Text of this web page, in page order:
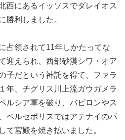
西にあるイッソスでダレイオス
勝利しました。
占領されて11年しかたってな
迎えられ、西部砂漠シワ・オア
子だという神託を得て、ファラ
年、チグリス川上流ガウガメラ
ルシア軍を破り、バビロンやス
ペルセポリスではアテナイのパ
て宮殿を焼き払いました。